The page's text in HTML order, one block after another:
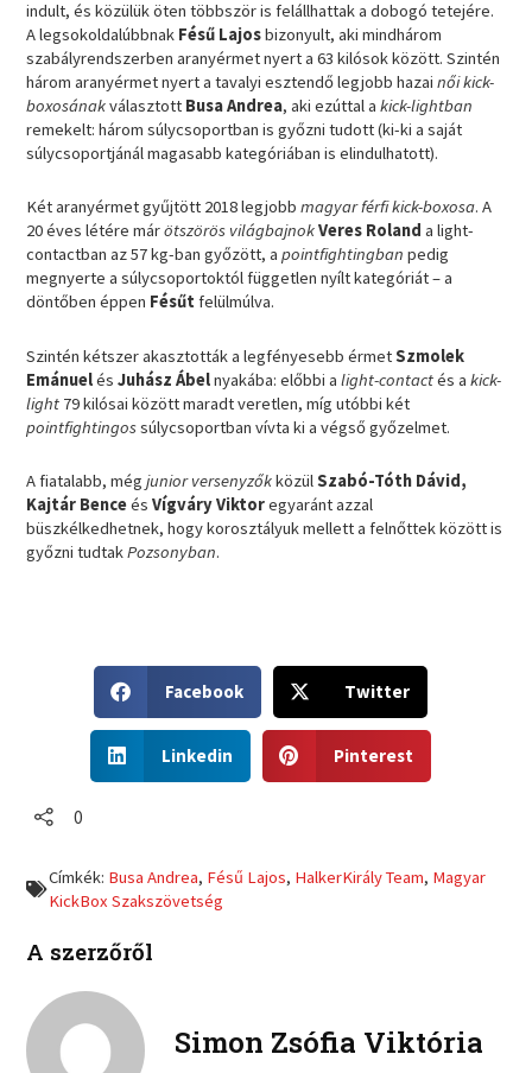
indult, és közülük öten többször is felállhattak a dobogó tetejére.
A legsokoldalúbbnak Fésű Lajosbizonyult, aki mindhárom
szabályrendszerben aranyérmet nyert a 63 kilósok között. Szintén
három aranyérmet nyert a tavalyi esztendő legjobb hazainői kick-
boxosánakválasztott Busa Andrea, aki ezúttal akick-lightban
remekelt: három súlycsoportban is győzni tudott (ki-ki a saját
súlycsoportjánál magasabb kategóriában is elindulhatott).
Két aranyérmet gyűjtött 2018 legjobbmagyar férfi kick-boxosa. A
20 éves létére márötszörös világbajnokVeres Roland a light-
contactban az 57 kg-ban győzött, apointfightingban pedig
megnyerte a súlycsoportoktól független nyílt kategóriát – a
döntőben éppen Fésűt felülmúlva.
Szintén kétszer akasztották a legfényesebb érmetSzmolek
EmánuelésJuhász Ábelnyakába: előbbi alight-contactés akick-
light 79 kilósai között maradt veretlen, míg utóbbi két
pointfightingossúlycsoportban vívta ki a végső győzelmet.
A fiatalabb, még junior versenyzőkközülSzabó-Tóth Dávid,
Kajtár BenceésVígváry Viktoregyaránt azzal
büszkélkedhetnek, hogy korosztályuk mellett a felnőttek között is
győzni tudtakPozsonyban.
h
a
r
o
k
Facebook
h
a
Twitter
h
a
n
l
n
e
Linkedin
h
a
n
e
Pinterest
0
Címkék: Busa Andrea, Fésű Lajos, HalkerKirály Team, Magyar
KickBox Szakszövetség
A szerzőről
Simon Zsófia Viktória